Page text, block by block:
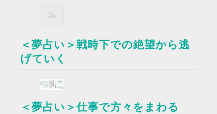
＜夢占い＞戦時下での絶望から逃
げていく
＜夢占い＞仕事で方々をまわる